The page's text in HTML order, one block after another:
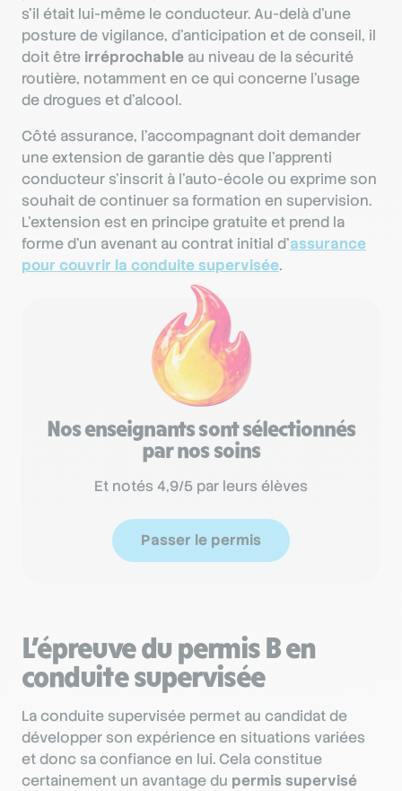
s’il était lui-même le conducteur. Au-delà d’une
posture de vigilance, d’anticipation et de conseil, il
doit être irréprochable au niveau de la sécurité
routière, notamment en ce qui concerne l’usage
de drogues et d’alcool.
Côté assurance, l’accompagnant doit demander
une extension de garantie dès que l’apprenti
conducteur s’inscrit à l’auto-école ou exprime son
souhait de continuer sa formation en supervision.
L’extension est en principe gratuite et prend la
forme d’un avenant au contrat initial d’assurance
pour couvrir la conduite supervisée.
Nos enseignants sont sélectionnés
par nos soins
Et notés 4,9/5 par leurs élèves
Passer le permis
L’épreuve du permis B en
conduite supervisée
La conduite supervisée permet au candidat de
développer son expérience en situations variées
et donc sa confiance en lui. Cela constitue
certainement un avantage du permis supervisé